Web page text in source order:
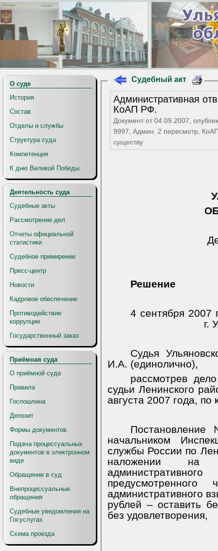
О суде
История
Состав
Отделы и службы
Структура суда
Компетенция
К дню Великой Победы
Деятельность суда
Судебные акты
Рассмотрение дел
Отчеты официальной
статистики
Судебное примирение
Пресс-центр
Новости
Кадровое обеспечение
Противодействие
коррупции
Государственный заказ
Приёмная суда
О приёмной суда
Правила
Госпошлина
Депозит
Формы документов
Подача процессуальных
документов в электронном
виде
Обращение в суд
Внепроцессуальные
обращения
Судебные уведомления на
Госуслугах
Схема проезда
Судебный акт
Административная
КоАП РФ.
Документ от 04.09.2007,
9997, Админ. 2 пересмотр,
существу
Решение
4 сентября 2007
г.
Судья
И.А. (единолично),
рассмотрев
судьи Ленинского
августа 2007 года,
начальником
службы России по
наложении
административного
рублей – оставить
без удовлетворения,